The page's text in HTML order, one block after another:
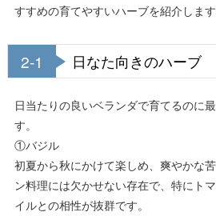
すすめの育てやすいハーブを紹介します
2-1 日なた向きのハーブ
日当たりの良いベランダで育てるのに
す。
①バジル
初夏から秋にかけて楽しめ、爽やかな
ン料理には欠かせない存在で、特にト
イルとの相性が抜群です。